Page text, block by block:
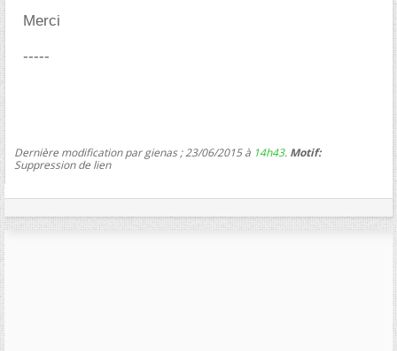
Merci
-----
Dernière modification par gienas ; 23/06/2015 à 14h43. Motif:
Suppression de lien